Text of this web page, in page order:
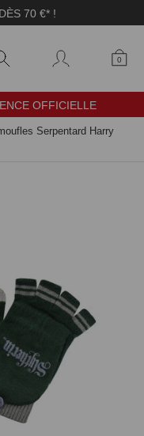
70 €* !
0
OFFICIELLE
Serpentard Harry